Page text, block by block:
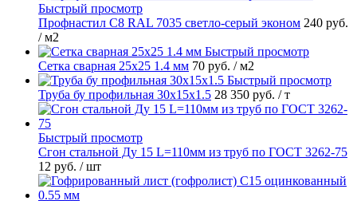
Быстрый просмотр
Профнастил С8 RAL 7035 светло-серый эконом 240 руб.
/ м2
Быстрый просмотр
Сетка сварная 25х25 1.4 мм 70 руб. / м2
Быстрый просмотр
Труба бу профильная 30х15х1.5 28 350 руб. / т
Быстрый просмотр
Сгон стальной Ду 15 L=110мм из труб по ГОСТ 3262-75
12 руб. / шт